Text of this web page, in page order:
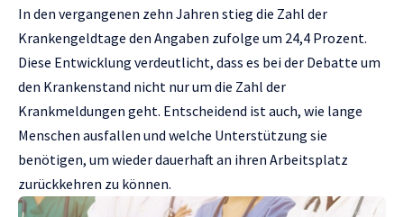
In den vergangenen zehn Jahren stieg die Zahl der
Krankengeldtage den Angaben zufolge um 24,4 Prozent.
Diese Entwicklung verdeutlicht, dass es bei der Debatte um
den Krankenstand nicht nur um die Zahl der
Krankmeldungen geht. Entscheidend ist auch, wie lange
Menschen ausfallen und welche Unterstützung sie
benötigen, um wieder dauerhaft an ihren Arbeitsplatz
zurückkehren zu können.